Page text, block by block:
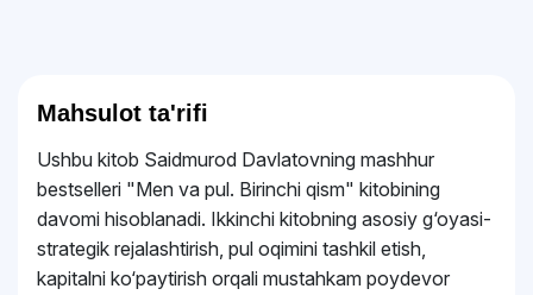
Mahsulot ta'rifi
Ushbu kitob Saidmurod Davlatovning mashhur
bestselleri "Men va pul. Birinchi qism" kitobining
davomi hisoblanadi. Ikkinchi kitobning asosiy g‘oyasi-
strategik rejalashtirish, pul oqimini tashkil etish,
kapitalni ko‘paytirish orqali mustahkam poydevor